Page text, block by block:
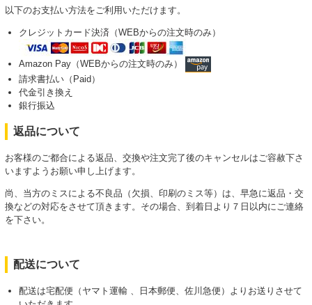
以下のお支払い方法をご利用いただけます。
クレジットカード決済（WEBからの注文時のみ）
Amazon Pay（WEBからの注文時のみ）
請求書払い（Paid）
代金引き換え
銀行振込
返品について
お客様のご都合による返品、交換や注文完了後のキャンセルはご容赦下さ
いますようお願い申し上げます。
尚、当方のミスによる不良品（欠損、印刷のミス等）は、早急に返品・交
換などの対応をさせて頂きます。その場合、到着日より７日以内にご連絡
を下さい。
配送について
配送は宅配便（ヤマト運輸 、日本郵便、佐川急便）よりお送りさせて